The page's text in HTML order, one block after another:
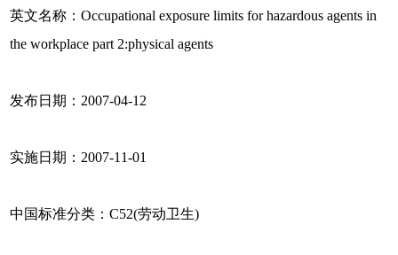
英文名称：Occupational exposure limits for hazardous agents in
the workplace part 2:physical agents
发布日期：2007-04-12
实施日期：2007-11-01
中国标准分类：C52(劳动卫生)